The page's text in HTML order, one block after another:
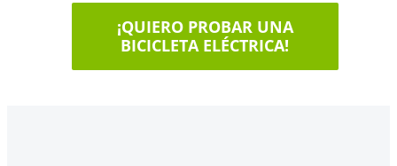
¡QUIERO PROBAR UNA
BICICLETA ELÉCTRICA!